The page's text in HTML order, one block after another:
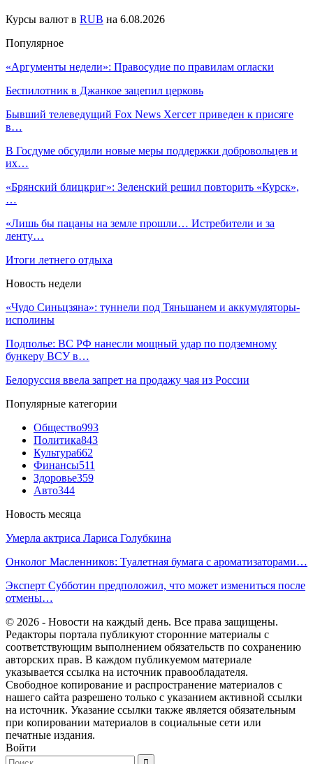
Курсы валют в RUB на 6.08.2026
Популярное
«Аргументы недели»: Правосудие по правилам огласки
Беспилотник в Джанкое зацепил церковь
Бывший телеведущий Fox News Хегсет приведен к присяге
в…
В Госдуме обсудили новые меры поддержки добровольцев и
их…
«Брянский блицкриг»: Зеленский решил повторить «Курск»,
…
«Лишь бы пацаны на земле прошли… Истребители и за
ленту…
Итоги летнего отдыха
Новость недели
«Чудо Синьцзяна»: туннели под Тяньшанем и аккумуляторы-
исполины
Подполье: ВС РФ нанесли мощный удар по подземному
бункеру ВСУ в…
Белоруссия ввела запрет на продажу чая из России
Популярные категории
Общество993
Политика843
Культура662
Финансы511
Здоровье359
Авто344
Новость месяца
Умерла актриса Лариса Голубкина
Онколог Масленников: Туалетная бумага с ароматизаторами…
Эксперт Субботин предположил, что может измениться после
отмены…
© 2026 - Новости на каждый день. Все права защищены.
Редакторы портала публикуют сторонние материалы с
соответствующим выполнением обязательств по сохранению
авторских прав. В каждом публикуемом материале
указывается ссылка на источник правообладателя.
Свободное копирование и распространение материалов с
нашего сайта разрешено только с указанием активной ссылки
на источник. Указание ссылки также является обязательным
при копировании материалов в социальные сети или
печатные издания.
Войти